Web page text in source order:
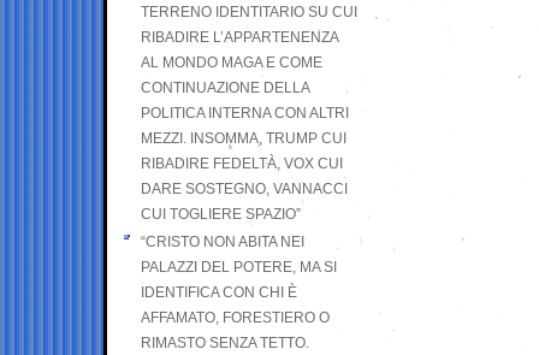
TERRENO IDENTITARIO SU CUI
RIBADIRE L’APPARTENENZA
AL MONDO MAGA E COME
CONTINUAZIONE DELLA
POLITICA INTERNA CON ALTRI
MEZZI. INSOMMA, TRUMP CUI
RIBADIRE FEDELTÀ, VOX CUI
DARE SOSTEGNO, VANNACCI
CUI TOGLIERE SPAZIO”
“CRISTO NON ABITA NEI
PALAZZI DEL POTERE, MA SI
IDENTIFICA CON CHI È
AFFAMATO, FORESTIERO O
RIMASTO SENZA TETTO.